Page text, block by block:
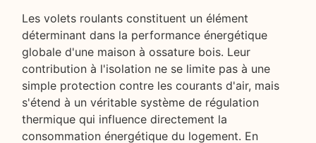
Les volets roulants constituent un élément
déterminant dans la performance énergétique
globale d'une maison à ossature bois. Leur
contribution à l'isolation ne se limite pas à une
simple protection contre les courants d'air, mais
s'étend à un véritable système de régulation
thermique qui influence directement la
consommation énergétique du logement. En